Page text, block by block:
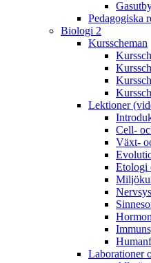
Pedagogiska
Biologi 2
Kursscheman
Lektioner
Cell-
Växt-
Etologi
Laborationer